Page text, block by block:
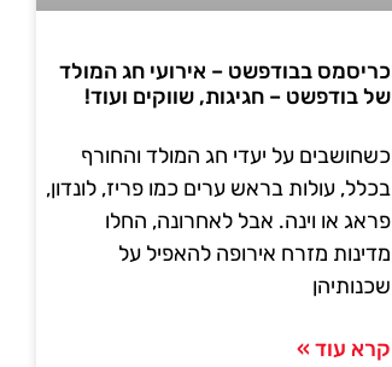
כריסמס בבודפשט – אירועי חג המולד
של בודפשט – חגיגות, שווקים ועוד!
כשחושבים על יעדי חג המולד והחורף
בכלל, עולות בראש ערים כמו פריז, לונדון,
פראג או וינה. אבל לאחרונה, החלו
מדינות מזרח אירופה להאפיל על
שכנותיהן
קרא עוד »